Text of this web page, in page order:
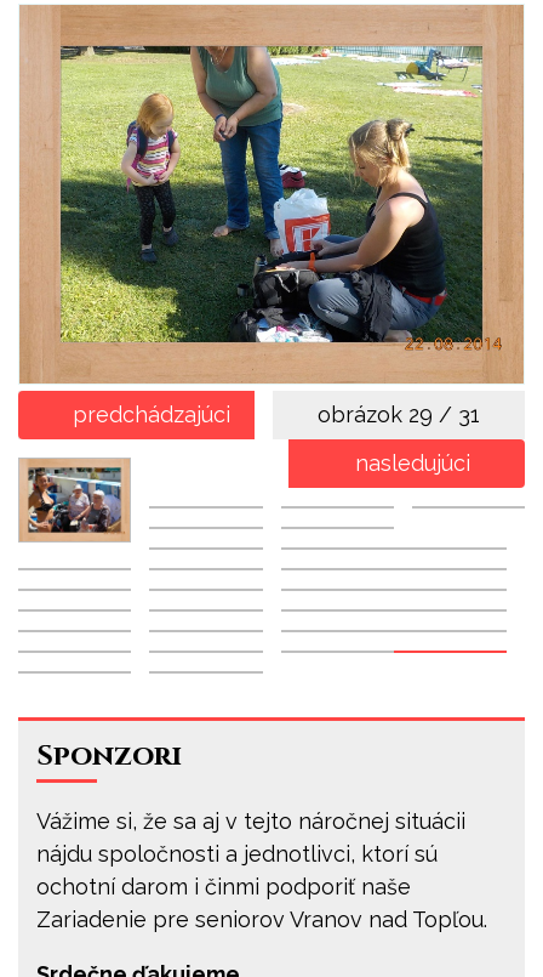
Sponzori
Vážime si, že sa aj v tejto náročnej situácii
nájdu spoločnosti a jednotlivci, ktorí sú
ochotní darom i činmi podporiť naše
Zariadenie pre seniorov Vranov nad Topľou.
predchádzajúci obrázok 29 / 31
nasledujúci